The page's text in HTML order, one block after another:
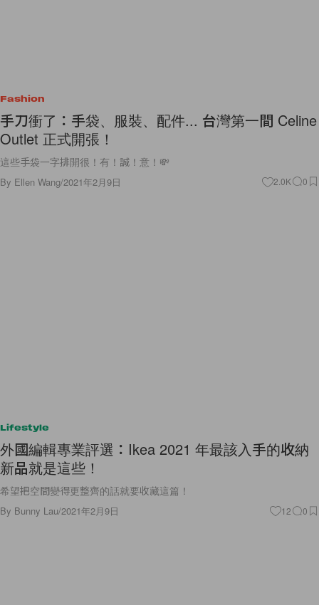
Fashion
手刀衝了：手袋、服裝、配件... 台灣第一間 Celine
Outlet 正式開張！
這些手袋一字排開很！有！誠！意！💸
By Ellen Wang/2021年2月9日 2.0K 0
Lifestyle
外國編輯專業評選：Ikea 2021 年最該入手的收納
新品就是這些！
希望把空間變得更整齊的話就要收藏這篇！
By Bunny Lau/2021年2月9日 12 0